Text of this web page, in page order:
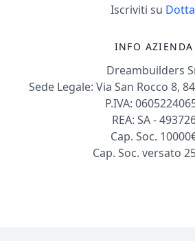
Iscriviti su
INFO AZIENDA
Dreambuilders
Sede Legale: Via San Rocco 8,
P.IVA:
REA: SA -
Cap. Soc.
Cap. Soc. versato